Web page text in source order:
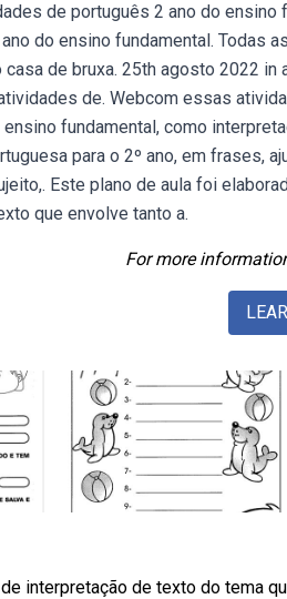
de português 2 ano do
do ensino fundamental. Todas
de bruxa. 25th agosto 2022
de. Webcom essas
fundamental, como
para o 2º ano, em frases,
Este plano de aula foi
que envolve tanto a.
For more
interpretação de texto do tema